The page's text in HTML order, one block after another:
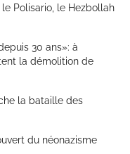
Polisario, le Hezbollah
30 ans»: à
la démolition de
la bataille des
du néonazisme